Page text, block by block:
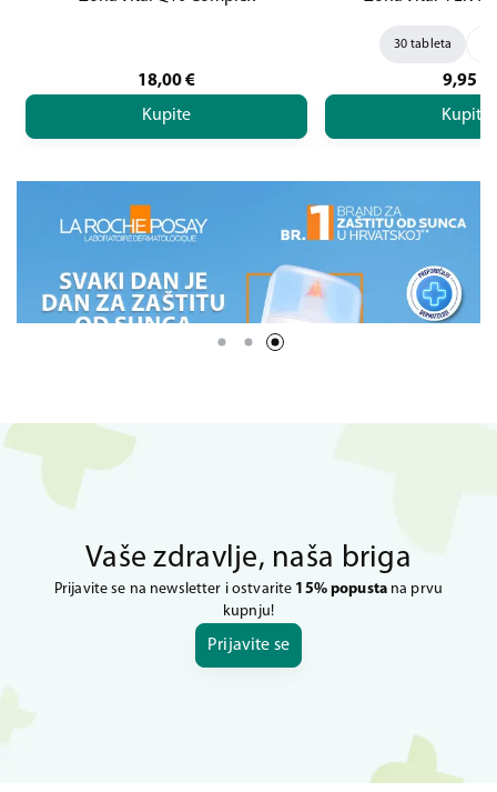
18,00€
Kupite
30 tableta
9,95
Kupite
Vaše zdravlje, naša briga
Prijavite se na newsletter i ostvarite 15% popustana prvu
kupnju!
Prijavite se